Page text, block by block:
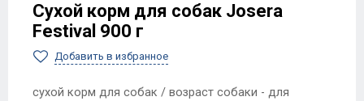
Сухой корм для собак Josera
Festival 900 г
Добавить в избранное
сухой корм для собак / возраст собаки - для